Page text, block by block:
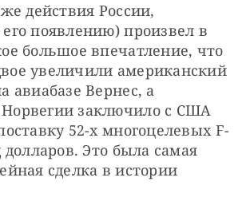
действия России,
появлению) произвел в
большое впечатление, что
увеличили американский
авиабазе Вернес, а
заключило с США
52-х многоцелевых F-
Это была самая
сделка в истории